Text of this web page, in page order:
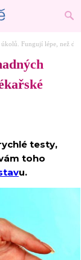
Fungují lépe, než
testy,
toho
u.